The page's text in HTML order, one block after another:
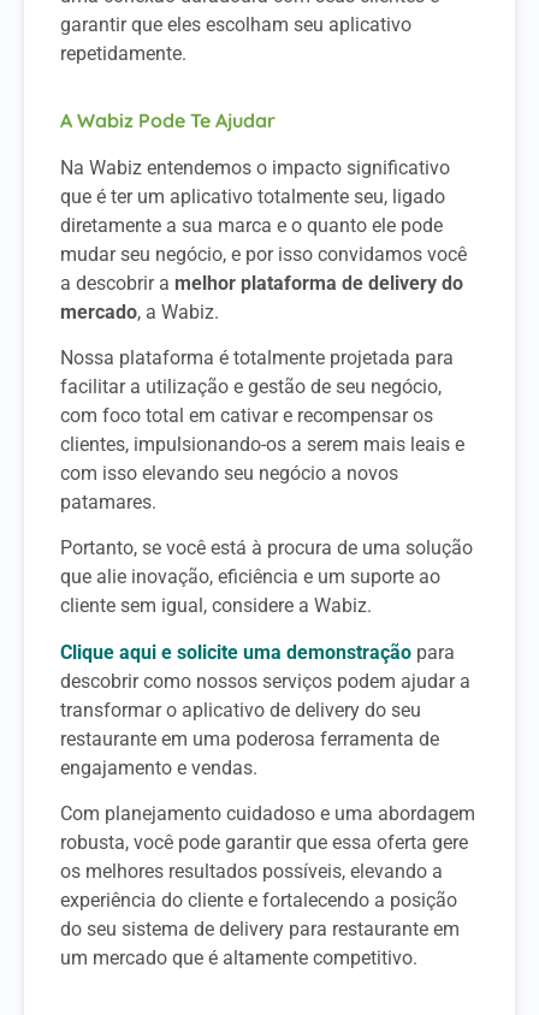
garantir que eles escolham seu aplicativo
repetidamente.
A Wabiz Pode Te Ajudar
Na Wabiz entendemos o impacto significativo
que é ter um aplicativo totalmente seu, ligado
diretamente a sua marca e o quanto ele pode
mudar seu negócio, e por isso convidamos você
a descobrir a melhor plataforma de delivery do
mercado, a Wabiz.
Nossa plataforma é totalmente projetada para
facilitar a utilização e gestão de seu negócio,
com foco total em cativar e recompensar os
clientes, impulsionando-os a serem mais leais e
com isso elevando seu negócio a novos
patamares.
Portanto, se você está à procura de uma solução
que alie inovação, eficiência e um suporte ao
cliente sem igual, considere a Wabiz.
Clique aqui e solicite uma demonstração para
descobrir como nossos serviços podem ajudar a
transformar o aplicativo de delivery do seu
restaurante em uma poderosa ferramenta de
engajamento e vendas.
Com planejamento cuidadoso e uma abordagem
robusta, você pode garantir que essa oferta gere
os melhores resultados possíveis, elevando a
experiência do cliente e fortalecendo a posição
do seu sistema de delivery para restaurante em
um mercado que é altamente competitivo.